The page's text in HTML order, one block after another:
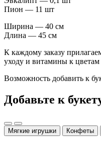
Пион — 11 шт
Ширина — 40 см
Длина — 45 см
К каждому заказу
уходу и витамины к цветам
Возможность добавить к
Добавьте к
Мягкие игрушки Конфеты